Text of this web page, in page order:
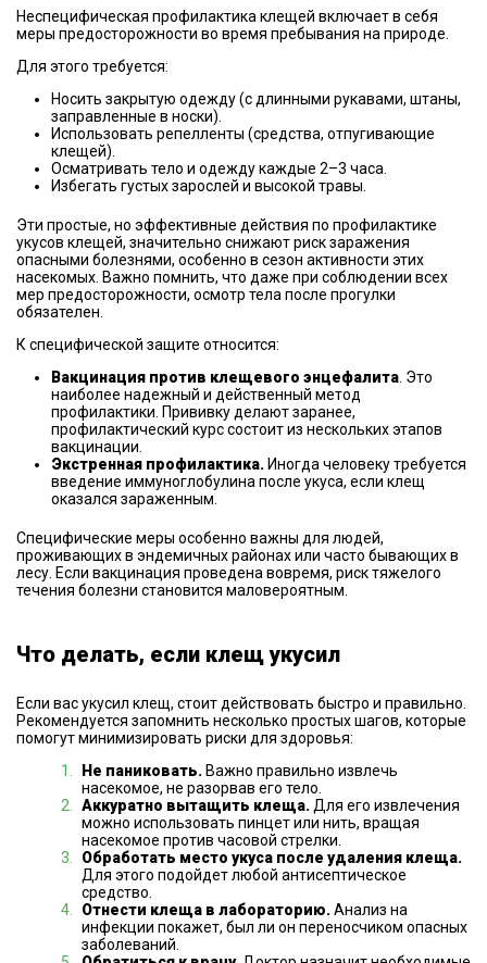
Неспецифическая профилактика клещей включает в себя
меры предосторожности во время пребывания на природе.
Для этого требуется:
Носить закрытую одежду (с длинными рукавами, штаны,
заправленные в носки).
Использовать репелленты (средства, отпугивающие
клещей).
Осматривать тело и одежду каждые 2–3 часа.
Избегать густых зарослей и высокой травы.
Эти простые, но эффективные действия по профилактике
укусов клещей, значительно снижают риск заражения
опасными болезнями, особенно в сезон активности этих
насекомых. Важно помнить, что даже при соблюдении всех
мер предосторожности, осмотр тела после прогулки
обязателен.
К специфической защите относится:
Вакцинация против клещевого энцефалита . Это
наиболее надежный и действенный метод
профилактики. Прививку делают заранее,
профилактический курс состоит из нескольких этапов
вакцинации.
Экстренная профилактика. Иногда человеку требуется
введение иммуноглобулина после укуса, если клещ
оказался зараженным.
Специфические меры особенно важны для людей,
проживающих в эндемичных районах или часто бывающих в
лесу. Если вакцинация проведена вовремя, риск тяжелого
течения болезни становится маловероятным.
Что делать, если клещ укусил
Если вас укусил клещ, стоит действовать быстро и правильно.
Рекомендуется запомнить несколько простых шагов, которые
помогут минимизировать риски для здоровья:
Не паниковать. Важно правильно извлечь
насекомое, не разорвав его тело.
Аккуратно вытащить клеща. Для его извлечения
можно использовать пинцет или нить, вращая
насекомое против часовой стрелки.
Обработать место укуса после удаления клеща.
Для этого подойдет любой антисептическое
средство.
Отнести клеща в лабораторию.Анализ на
инфекции покажет, был ли он переносчиком опасных
заболеваний.